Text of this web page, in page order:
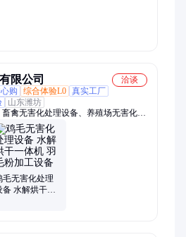
限公司
洽谈
购 综合体验L0 真实工厂
山东潍坊
禽无害化处理设备、养殖场无害化处
粉加工设备、肉骨粉设备、肉骨粉加
备、湿化机、病死猪无害化处理设
、干化机
毛无害化处理
备 水解烘干一